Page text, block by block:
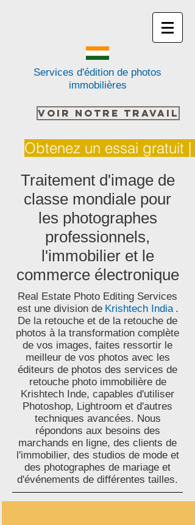
Services d'édition de photos
immobilières
VOIR NOTRE TRAVAIL
Obtenez un essai gratuit |
Traitement d'image de
classe mondiale pour
les photographes
professionnels,
l'immobilier et le
commerce électronique
Real Estate Photo Editing Services
est une division de Krishtech India .
De la retouche et de la retouche de
photos à la transformation complète
de vos images, faites ressortir le
meilleur de vos photos avec les
éditeurs de photos des services de
retouche photo immobilière de
Krishtech Inde, capables d'utiliser
Photoshop, Lightroom et d'autres
techniques avancées. Nous
répondons aux besoins des
marchands en ligne, des clients de
l'immobilier, des studios de mode et
des photographes de mariage et
d'événements de différentes tailles.